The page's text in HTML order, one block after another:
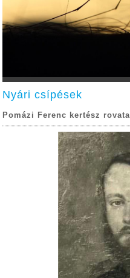
Nyári csípések
Pomázi Ferenc kertész rovata